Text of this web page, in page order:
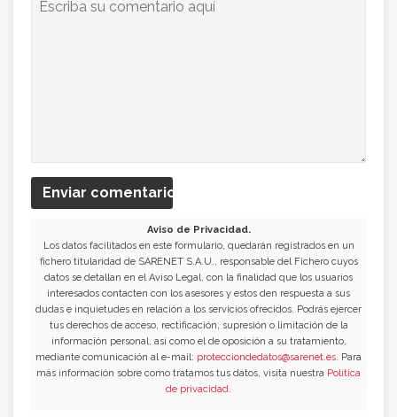
Enviar comentario
Aviso de Privacidad.
Los datos facilitados en este formulario, quedarán registrados en un
fichero titularidad de SARENET S.A.U., responsable del Fichero cuyos
datos se detallan en el Aviso Legal, con la finalidad que los usuarios
interesados contacten con los asesores y estos den respuesta a sus
dudas e inquietudes en relación a los servicios ofrecidos. Podrás ejercer
tus derechos de acceso, rectificación, supresión o limitación de la
información personal, así como el de oposición a su tratamiento,
mediante comunicación al e-mail: protecciondedatos@sarenet.es. Para
más información sobre como tratamos tus datos, visita nuestra Política
de privacidad.